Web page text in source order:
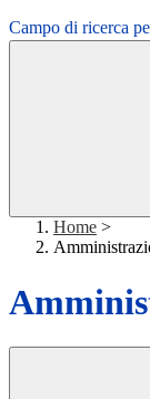
Campo di ricerca
Home >